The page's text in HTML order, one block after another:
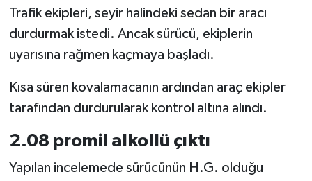
Trafik ekipleri, seyir halindeki sedan bir aracı
durdurmak istedi. Ancak sürücü, ekiplerin
uyarısına rağmen kaçmaya başladı.
Kısa süren kovalamacanın ardından araç ekipler
tarafından durdurularak kontrol altına alındı.
2.08 promil alkollü çıktı
Yapılan incelemede sürücünün H.G. olduğu